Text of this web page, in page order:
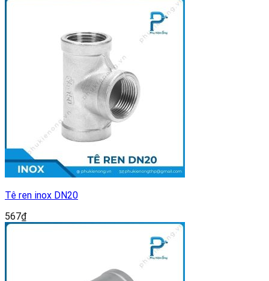
Tê ren inox DN20
567₫